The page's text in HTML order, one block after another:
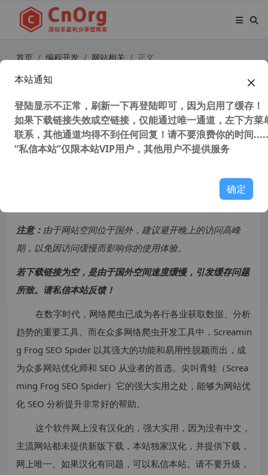
首页 编程开发 网站相关 正文
独家汉化 网站SEO优化利器 Screami
ng Frog（尖叫青蛙）v19.8 中文注册
版
55,995 次浏览次阅读
注意： 由于网站空间位于国外，建议避开晚上的访问高峰
期，以免因访问缓慢而影响你的使用体验。
若下载链接为空，是由于国外空间速度缓慢，引发缓存问题
所致。请私信本站反馈！
在数字时代，网络爬虫已成为各行各业获取数据、分析
趋势的重要工具。而在众多网络爬虫开发工具中，Screamin
g Frog SEO Spider 以其强大的功能和易用性脱颖而出，成
为众多网站优化师和 SEO 从业者的首选。尖叫青蛙（Screa
ming Frog SEO Spider）它的强大实用之处，能够为网站优
化 SEO 分析提升非常好的帮助。
这个软件网上没有汉化的，强大实用，因为没有中文，
主流网站都未提供新版下载，本站独家汉化，并提供下载，
网上唯一。如果汉化有问题，可以私信本站。请不要升级，
本站通知
登陆显示不正常，刷新一下再登陆即可，因为启用了缓存！
如果下载链接失效或空链接，仅能通过唯一通道，左下方菜
联系，其他通道均得不到任何回复！请不要浪费你的时间
“私信本站”仅限本站VIP用户，其他用户不提供服务
确定